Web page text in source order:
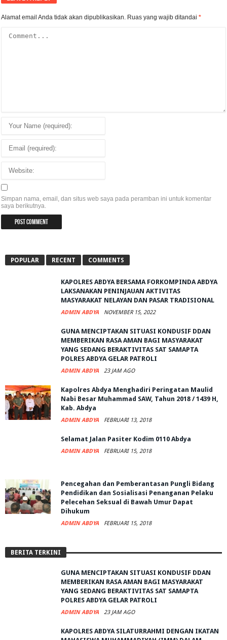
Alamat email Anda tidak akan dipublikasikan. Ruas yang wajib ditandai*
Simpan nama, email, dan situs web saya pada peramban ini untuk komentar
saya berikutnya.
POPULAR RECENT COMMENTS
KAPOLRES ABDYA BERSAMA FORKOMPINDA ABDYA
LAKSANAKAN PENINJAUAN AKTIVITAS
MASYARAKAT NELAYAN DAN PASAR TRADISIONAL
ADMIN ABDYA NOVEMBER 15, 2022
GUNA MENCIPTAKAN SITUASI KONDUSIF DDAN
MEMBERIKAN RASA AMAN BAGI MASYARAKAT
YANG SEDANG BERAKTIVITAS SAT SAMAPTA
POLRES ABDYA GELAR PATROLI
ADMIN ABDYA 23 JAM AGO
Kapolres Abdya Menghadiri Peringatan Maulid
Nabi Besar Muhammad SAW, Tahun 2018 / 1439 H,
Kab. Abdya
ADMIN ABDYA FEBRUARI 13, 2018
Selamat Jalan Pasiter Kodim 0110 Abdya
ADMIN ABDYA FEBRUARI 15, 2018
Pencegahan dan Pemberantasan Pungli Bidang
Pendidikan dan Sosialisasi Penanganan Pelaku
Pelecehan Seksual di Bawah Umur Dapat
Dihukum
ADMIN ABDYA FEBRUARI 15, 2018
BERITA TERKINI
GUNA MENCIPTAKAN SITUASI KONDUSIF DDAN
MEMBERIKAN RASA AMAN BAGI MASYARAKAT
YANG SEDANG BERAKTIVITAS SAT SAMAPTA
POLRES ABDYA GELAR PATROLI
ADMIN ABDYA 23 JAM AGO
KAPOLRES ABDYA SILATURRAHMI DENGAN IKATAN